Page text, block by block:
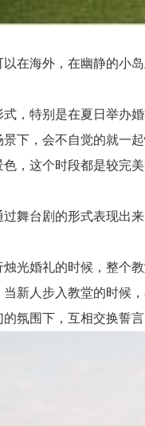
海外，在幽静的小岛
特别是在夏日举办婚
下，会不自觉的就一
，这个时段都是较完美
台剧的形式表现出来
婚礼的时候，整个教
新人步入教堂的时候
氛围下，互相交换誓